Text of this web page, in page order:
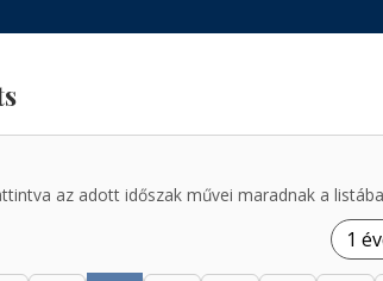
az adott időszak művei maradnak a
1